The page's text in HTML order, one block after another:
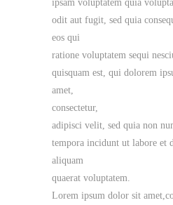
ipsam voluptatem quia
odit aut fugit, sed quia
eos qui
ratione voluptatem sequi
quisquam est, qui dolorem
amet,
consectetur,
adipisci velit, sed quia non
tempora incidunt ut labore et
aliquam
quaerat voluptatem.
Lorem ipsum dolor sit